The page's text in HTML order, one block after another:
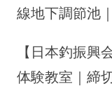
線地下調節池
【日本釣振興
体験教室｜締